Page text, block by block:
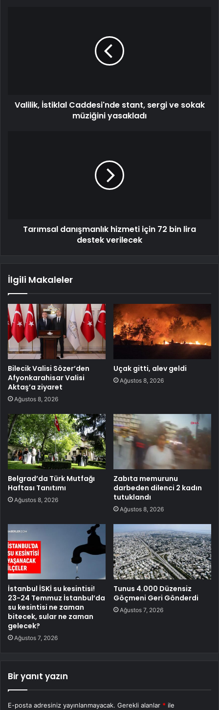
Valilik, İstiklal Caddesi'nde stant, sergi ve sokak
müziğini yasakladı
Tarımsal danışmanlık hizmeti için 72 bin lira
destek verilecek
İlgili Makaleler
Bilecik Valisi Sözer’den
Afyonkarahisar Valisi
Aktaş’a ziyaret
Ağustos 8, 2026
Uçak gitti, alev geldi
Ağustos 8, 2026
Belgrad’da Türk Mutfağı
Haftası Tanıtımı
Ağustos 8, 2026
Zabıta memurunu
darbeden dilenci 2 kadın
tutuklandı
Ağustos 8, 2026
İstanbul İSKİ su kesintisi!
23-24 Temmuz İstanbul’da
su kesintisi ne zaman
bitecek, sular ne zaman
gelecek?
Ağustos 7, 2026
Tunus 4.000 Düzensiz
Göçmeni Geri Gönderdi
Ağustos 7, 2026
Bir yanıt yazın
E-posta adresiniz yayınlanmayacak. Gerekli alanlar * ile